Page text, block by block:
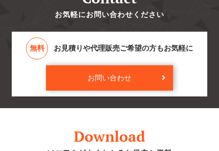
お気軽にお問い合わせください
無料 お見積りや代理販売ご希望の方もお気軽に
お問い合わせ
Download